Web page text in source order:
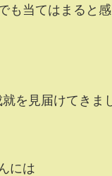
も当てはまると
を見届けてきま
には